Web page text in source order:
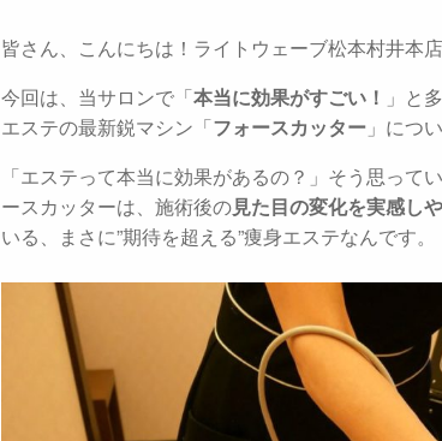
皆さん、こんにちは！ライトウェーブ松本村井本店
今回は、当サロンで「本当に効果がすごい！ 」と
エステの最新鋭マシン「フォースカッター 」につ
「エステって本当に効果があるの？」そう思っ
ースカッターは、施術後の見た目の変化を実感し
いる、まさに”期待を超える”痩身エステなんです。